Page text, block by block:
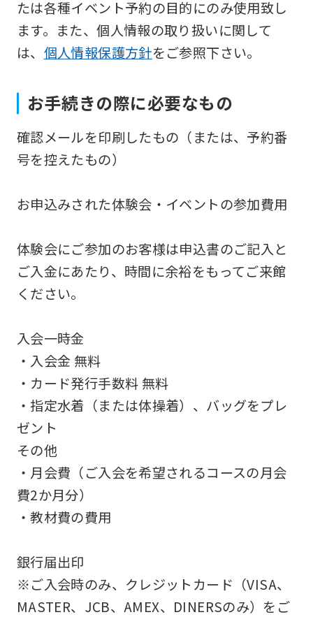
たは各種イベント予約の目的にのみ使用致し
ます。また、個人情報の取り扱いに関して
は、 個人情報保護方針をご参照下さい。
お手続きの際に必要なもの
確認メールを印刷したもの（または、予約番
号を控えたもの）
お申込みされた体験会・イベントの参加費用
体験会にご参加のお客様は申込書のご記入と
ご入金にあたり、時間に余裕をもってご来館
ください。
入会一時金
・入会金 無料
・カード発行手数料 無料
・指定水着（または体操着）、バッグをプレ
ゼント
その他
・月会費（ご入会を希望されるコースの月会
費2か月分）
・教材費の費用
銀行届出印
※ご入会時のみ、クレジットカード（VISA、
MASTER、JCB、AMEX、DINERSのみ）をご
version
of
this
will
be
so
may
not
The
translation
from
ask
that